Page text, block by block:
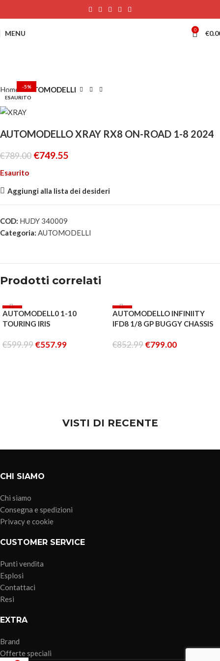
MENU 0 €
-5%
ESAURITO
Home AUTOMODELLI
AUTOMODELLO XRAY RX8 ON-ROAD 1-8 2024
€789.00 €749.55
Esaurito
Aggiungi alla lista dei desideri
COD: HUDY 340009
Categoria: AUTOMODELLI
Prodotti correlati
-7%
AUTOMODELL0 1-10
TOURING IRIS
€599.99€557.99
-6%
ESAURITO
AUTOMODELLO INFINIITY
IFD8 1/8 GP BUGGY CHASSIS
€852.99€799.00
VISTI DI RECENTE
CHI SIAMO
Chi siamo
Consegna e spedizioni
Privacy e cookie
CUSTOMER SERVICE
Punti vendita
Esplosi
Contattaci
Resi
EXTRA
Brand
Offerte speciali